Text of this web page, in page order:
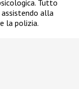
Tutto
alla
la polizia.